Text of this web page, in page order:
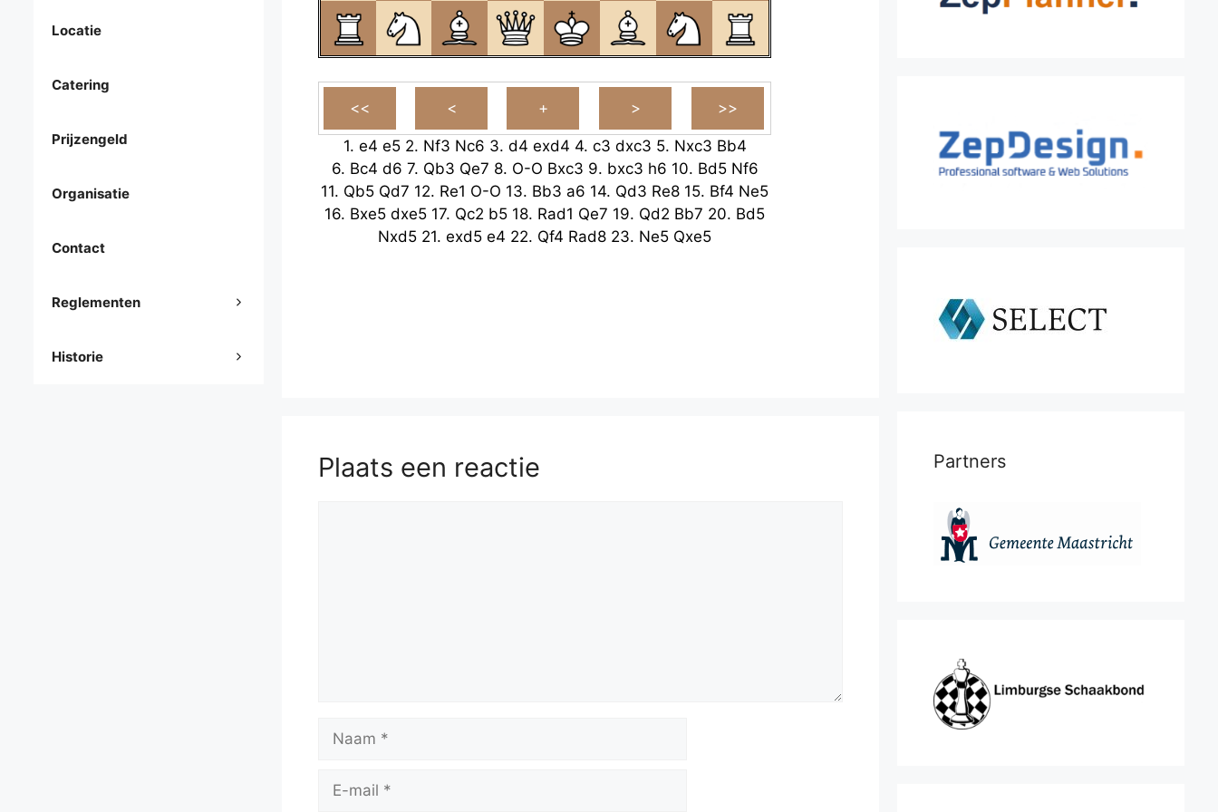
1. e4 e5 2. Nf3 Nc6 3. d4 exd4 4. c3 dxc3 5. Nxc3 Bb4
6. Bc4 d6 7. Qb3 Qe7 8. O-O Bxc3 9. bxc3 h6 10. Bd5 Nf6
11. Qb5 Qd7 12. Re1 O-O 13. Bb3 a6 14. Qd3 Re8 15. Bf4 Ne5
16. Bxe5 dxe5 17. Qc2 b5 18. Rad1 Qe7 19. Qd2 Bb7 20. Bd5
Nxd5 21. exd5 e4 22. Qf4 Rad8 23. Ne5 Qxe5
Plaats een reactie
mail
Locatie
Catering
Prijzengeld
Organisatie
Contact
Reglementen
Historie
Partners